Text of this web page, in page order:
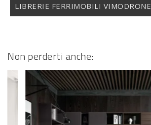
LIBRERIE FERRIMOBILI VIMODRONE
Non perderti anche: